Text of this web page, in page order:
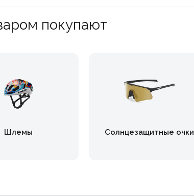
покупают
Шлемы Солнцезащитные очки